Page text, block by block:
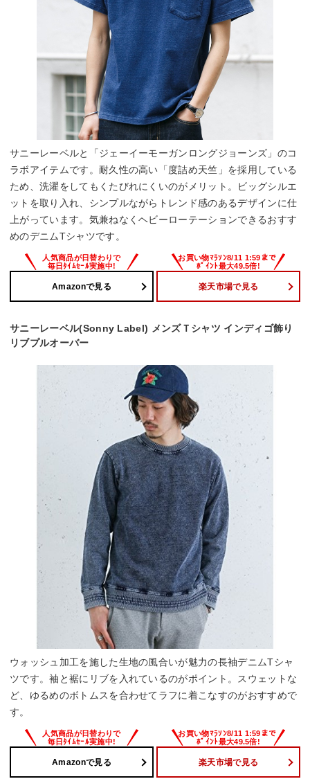
サニーレーベルと「ジェーイーモーガンロングジョーンズ」のコ
ラボアイテムです。耐久性の高い「度詰め天竺」を採用している
ため、洗濯をしてもくたびれにくいのがメリット。ビッグシルエ
ットを取り入れ、シンプルながらトレンド感のあるデザインに仕
上がっています。気兼ねなくヘビーローテーションできるおすす
めのデニムTシャツです。
Amazonで見る 楽天市場で見る
サニーレーベル(Sonny Label) メンズＴシャツ インディゴ飾り
リブプルオーバー
ウォッシュ加工を施した生地の風合いが魅力の長袖デニムTシャ
ツです。袖と裾にリブを入れているのがポイント。スウェットな
ど、ゆるめのボトムスを合わせてラフに着こなすのがおすすめで
す。
Amazonで見る 楽天市場で見る